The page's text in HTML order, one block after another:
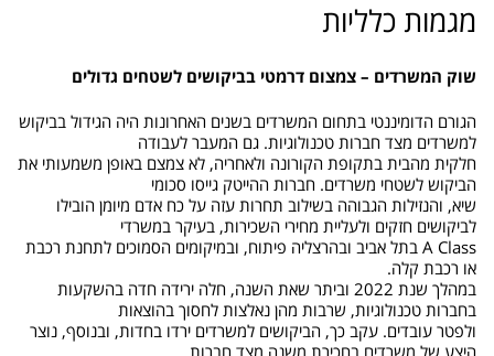
מגמות כלליות
שוק המשרדים – צמצום דרמטי בביקושים לשטחים גדולים
הגורם הדומיננטי בתחום המשרדים בשנים האחרונות היה הגידול בביקוש
למשרדים מצד חברות טכנולוגיות. גם המעבר לעבודה
חלקית מהבית בתקופת הקורונה ולאחריה, לא צמצם באופן משמעותי את
הביקוש לשטחי משרדים. חברות ההייטק גייסו סכומי
שיא, והנזילות הגבוהה בשילוב תחרות עזה על כח אדם מיומן הובילו
לביקושים חזקים ולעליית מחירי השכירות, בעיקר במשרדי
A Class בתל אביב ובהרצליה פיתוח, ובמיקומים הסמוכים לתחנת רכבת
או רכבת קלה.
במהלך שנת 2022 וביתר שאת השנה, חלה ירידה חדה בהשקעות
בחברות טכנולוגיות, שרבות מהן נאלצות לחסוך בהוצאות
ולפטר עובדים. עקב כך, הביקושים למשרדים ירדו בחדות, ובנוסף, נוצר
היצע של משרדים בחכירת משנה מצד חברות